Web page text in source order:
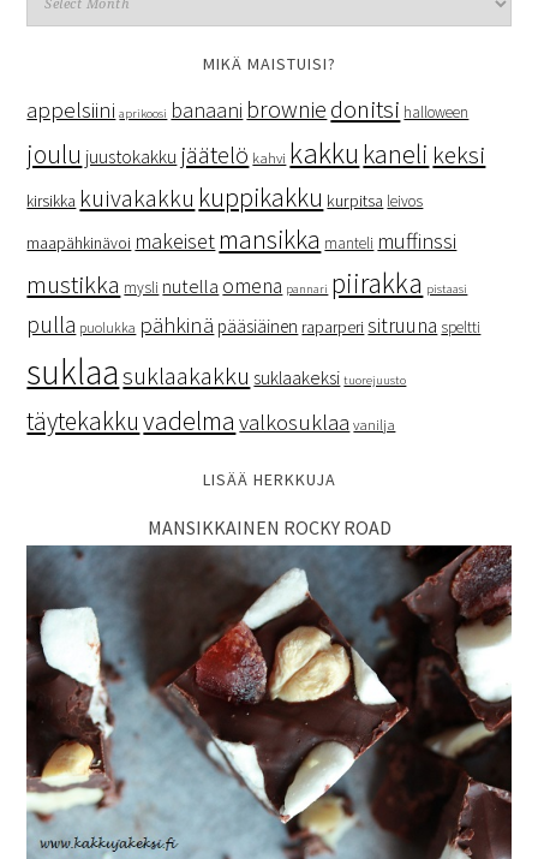
MIKÄ MAISTUISI?
appelsiini aprikoosi banaani brownie donitsi halloween
joulu juustokakku jäätelö kahvi kakku kaneli keksi
kirsikka kuivakakku kuppikakku kurpitsa leivos
maapähkinävoi makeiset mansikka manteli muffinssi
mustikka mysli nutella omena pannari piirakka pistaasi
pulla puolukka pähkinä pääsiäinen raparperi sitruuna speltti
suklaa suklaakakku suklaakeksi tuorejuusto
täytekakkuvadelma valkosuklaa vanilja
LISÄÄ HERKKUJA
MANSIKKAINEN ROCKY ROAD